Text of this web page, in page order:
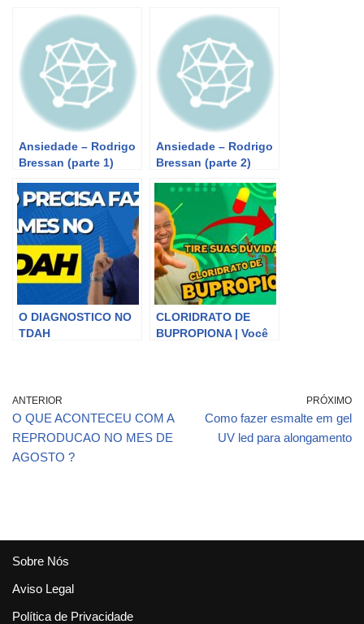
Ansiedade – Rodrigo
Bressan (parte 1)
Ansiedade – Rodrigo
Bressan (parte 2)
O DIAGNOSTICO NO
TDAH
CLORIDRATO DE
BUPROPIONA | Você
ANTERIOR
O QUE ACONTECEU COM A
REPRODUCAO NO MES DE
AGOSTO ?
PRÓXIMO
Como fazer esmalte em gel
UV led para alongamento
Sobre Nós
Aviso Legal
Política de Privacidade